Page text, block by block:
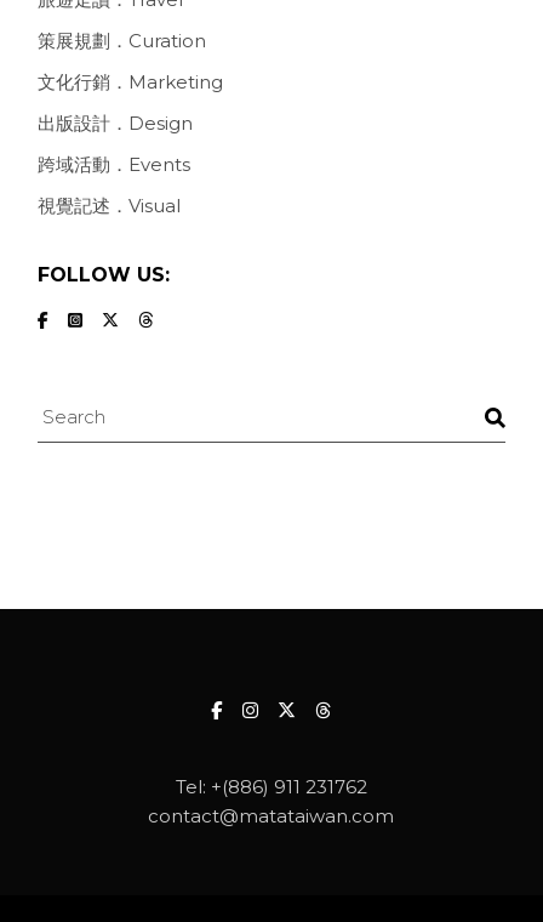
策展規劃．Curation
文化行銷．Marketing
出版設計．Design
跨域活動．Events
視覺記述．Visual
FOLLOW US:
Search
Tel: +(886) 911 231762
contact@matataiwan.com